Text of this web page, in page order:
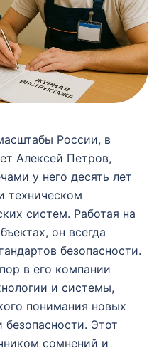
России, в
Алексей Петров,
у него десять лет
техническом
систем. Работая на
он всегда
безопасности.
в его компании
и системы,
понимания новых
Этот
сомнений и